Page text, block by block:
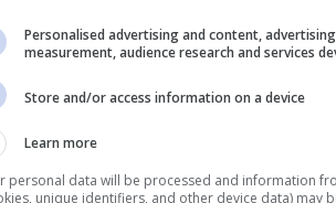
Personalised advertising and content,
measurement, audience research and services
Store and/or access information on a device
Learn more
personal data will be processed and information
unique identifiers, and other device data) may